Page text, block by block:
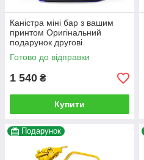
Каністра міні бар з вашим
принтом Оригінальний
подарунок другові
автовласнику автолюбителю
для гаража
Готово до відправки
1 540 ₴
Купити
Подарунок